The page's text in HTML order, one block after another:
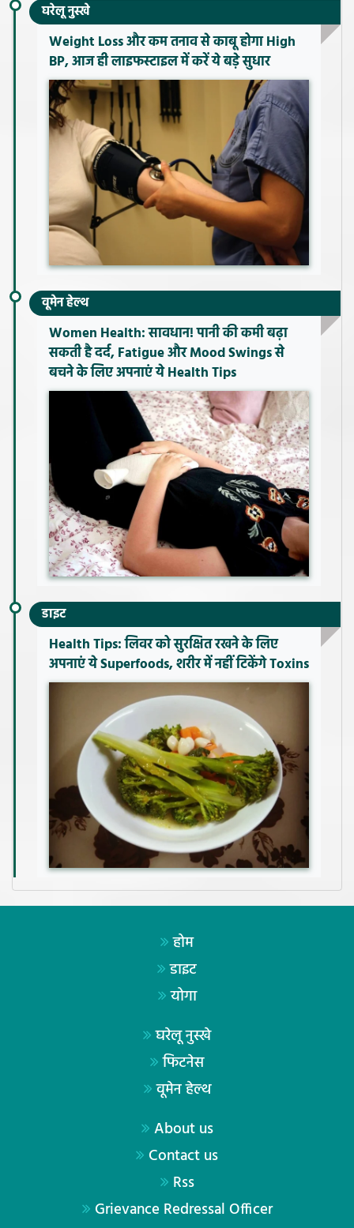
घरेलू नुस्खे
Weight Loss और कम तनाव से काबू होगा High
BP, आज ही लाइफस्टाइल में करें ये बड़े सुधार
वूमेन हेल्थ
Women Health: सावधान! पानी की कमी बढ़ा
सकती है दर्द, Fatigue और Mood Swings से
बचने के लिए अपनाएं ये Health Tips
डाइट
Health Tips: लिवर को सुरक्षित रखने के लिए
अपनाएं ये Superfoods, शरीर में नहीं टिकेंगे Toxins
होम
डाइट
योगा
घरेलू नुस्खे
फिटनेस
वूमेन हेल्थ
About us
Contact us
Rss
Grievance Redressal Officer